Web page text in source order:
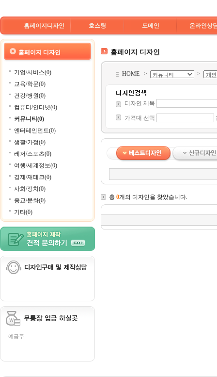
홈페이지디자인 호스팅 도메인 온라인상
홈페이지 디자인
기업/서비스(0)
교육/학문(0)
건강/병원(0)
컴퓨터/인터넷(0)
커뮤니티(0)
엔터테인먼트(0)
생활/가정(0)
레저/스포츠(0)
여행/세계정보(0)
경제/재테크(0)
사회/정치(0)
종교/문화(0)
기타(0)
예금주:
홈페이지 디자인
HOME > >
디자인 제목
가격대 선택
총 0개의 디자인을 찾았습니다.